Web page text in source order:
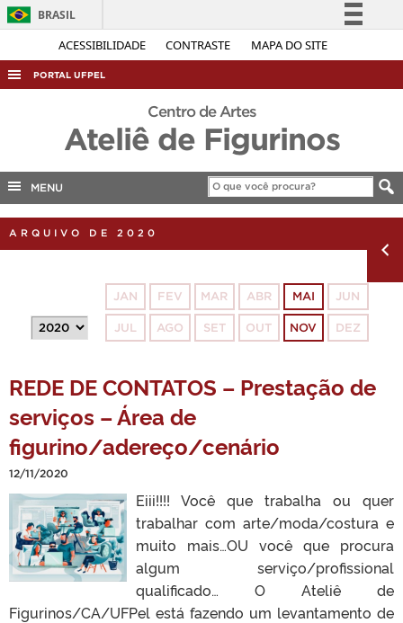
ACESSIBILIDADE CONTRASTE MAPA DO SITE
BRASIL
Simplifique!
Acesso à informação
Legislação
Canais
PORTAL UFPEL
ACESSO À INFORMAÇÃO
AUDITORIA
EDITAIS
PORTARIAS
Centro de Artes
Ateliê de Figurinos
MENU
ARQUIVO DE 2020
JAN FEV MAR ABR MAI JUN
JUL AGO SET OUT NOV DEZ
REDE DE CONTATOS – Prestação de
serviços – Área de
figurino/adereço/cenário
12/11/2020
Eiii!!!! Você que trabalha ou quer
trabalhar com arte/moda/costura e
muito mais…OU você que procura
algum serviço/profissional
qualificado… O Ateliê de
Figurinos/CA/UFPel está fazendo um levantamento de